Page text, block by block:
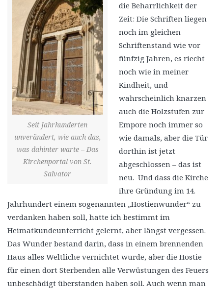
Seit Jahrhunderten
unverändert, wie auch das,
was dahinter warte – Das
Kirchenportal von St.
Salvator
die Beharrlichkeit der
Zeit: Die Schriften liegen
noch im gleichen
Schriftenstand wie vor
fünfzig Jahren, es riecht
noch wie in meiner
Kindheit, und
wahrscheinlich knarzen
auch die Holzstufen zur
Empore noch immer so
wie damals, aber die Tür
dorthin ist jetzt
abgeschlossen – das ist
neu. Und dass die Kirche
ihre Gründung im 14.
Jahrhundert einem sogenannten „Hostienwunder“ zu
verdanken haben soll, hatte ich bestimmt im
Heimatkundeunterricht gelernt, aber längst vergessen.
Das Wunder bestand darin, dass in einem brennenden
Haus alles Weltliche vernichtet wurde, aber die Hostie
für einen dort Sterbenden alle Verwüstungen des Feuers
unbeschädigt überstanden haben soll. Auch wenn man